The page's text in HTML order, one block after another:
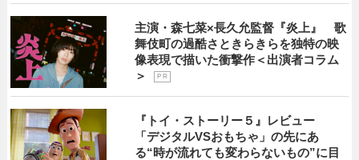
主演・森七菜×長久允監督『炎上』 歌
舞伎町の過酷さときらきらを独特の映
像表現で描いた衝撃作＜出演者コラム
＞
P R
『トイ・ストーリー５』レビュー
「デジタルVSおもちゃ」の先にあ
る“時が流れても変わらないもの”に目